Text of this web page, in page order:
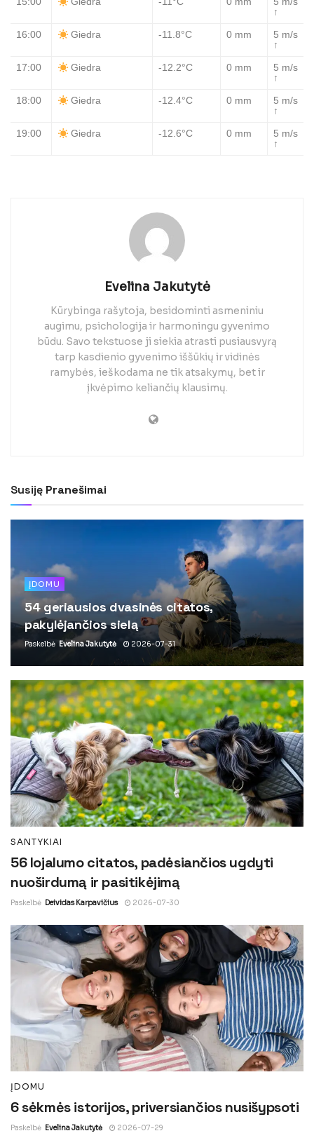
Giedra
↑
16:00 Giedra -11.8°C 0 mm
5 m/s
↑
17:00 Giedra -12.2°C 0 mm
5 m/s
↑
18:00 Giedra -12.4°C 0 mm
5 m/s
↑
19:00 Giedra -12.6°C 0 mm
5 m/s
↑
Evelina Jakutytė
Kūrybinga rašytoja, besidominti asmeniniu
augimu, psichologija ir harmoningu gyvenimo
būdu. Savo tekstuose ji siekia atrasti pusiausvyrą
tarp kasdienio gyvenimo iššūkių ir vidinės
ramybės, ieškodama ne tik atsakymų, bet ir
įkvėpimo keliančių klausimų.
Susiję Pranešimai
ĮDOMU
54 geriausios dvasinės citatos,
pakylėjančios sielą
Paskelbė Evelina Jakutytė 2026-07-31
SANTYKIAI
56 lojalumo citatos, padėsiančios ugdyti
nuoširdumą ir pasitikėjimą
Paskelbė Deividas Karpavičius 2026-07-30
ĮDOMU
6 sėkmės istorijos, priversiančios nusišypsoti
Paskelbė Evelina Jakutytė 2026-07-29